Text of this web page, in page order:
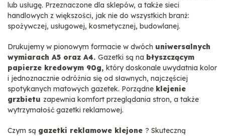
lub usługę. Przeznaczone dla sklepów, a także sieci
handlowych z większości, jak nie do wszystkich branż:
spożywczej, usługowej, kosmetycznej, budowlanej.
Drukujemy w pionowym formacie w dwóch uniwersalnych
wymiarach A5 oraz A4. Gazetki są na błyszczącym
papierze kredowym 90g, który doskonale uwydatnia kolor
i jednoznacznie odróżnia się od sławnych, najczęściej
spotykanych matowych gazetek. Porządne klejenie
grzbietu zapewnia komfort przeglądania stron, a także
wytrzymałość gazetki reklamowej.
Czym są gazetki reklamowe klejone ? Skuteczną